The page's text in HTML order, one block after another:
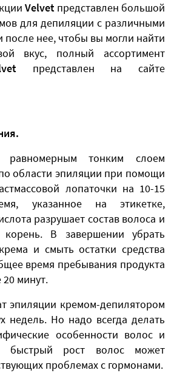
Velvet представлен большой
для депиляции с различными
после нее, чтобы вы могли найти
вкус, полный ассортимент
представлен на сайте
равномерным тонким слоем
области эпиляции при помощи
лопаточки на 10-15
указанное на этикетке,
разрушает состав волоса и
В завершении убрать
и смыть остатки средства
время пребывания продукта
минут.
эпиляции кремом-депилятором
недель. Но надо всегда делать
особенности волос и
быстрый рост волос может
проблемах с гормонами.